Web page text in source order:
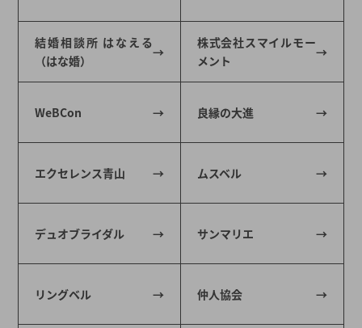
結婚相談所 はなえる
（はな婚）
株式会社スマイルモー
メント
WeBCon 良縁の大進
エクセレンス青山 ムスベル
デュオブライダル サンマリエ
リングベル 仲人協会